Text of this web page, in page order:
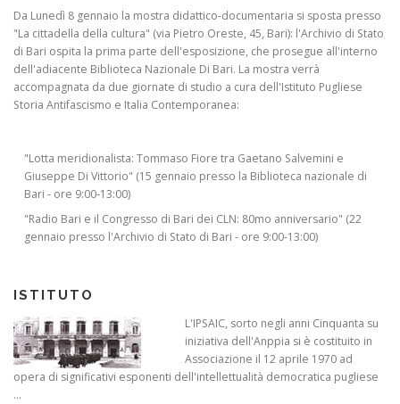
Da Lunedì 8 gennaio la mostra didattico-documentaria si sposta presso
"La cittadella della cultura" (via Pietro Oreste, 45, Bari): l'Archivio di Stato
di Bari ospita la prima parte dell'esposizione, che prosegue all'interno
dell'adiacente Biblioteca Nazionale Di Bari. La mostra verrà
accompagnata da due giornate di studio a cura dell'Istituto Pugliese
Storia Antifascismo e Italia Contemporanea:
"Lotta meridionalista: Tommaso Fiore tra Gaetano Salvemini e
Giuseppe Di Vittorio" (15 gennaio presso la Biblioteca nazionale di
Bari - ore 9:00-13:00)
"Radio Bari e il Congresso di Bari dei CLN: 80mo anniversario" (22
gennaio presso l'Archivio di Stato di Bari - ore 9:00-13:00)
ISTITUTO
L'IPSAIC, sorto negli anni Cinquanta su
iniziativa dell'Anppia si è costituito in
Associazione il 12 aprile 1970 ad
opera di significativi esponenti dell'intellettualità democratica pugliese
...